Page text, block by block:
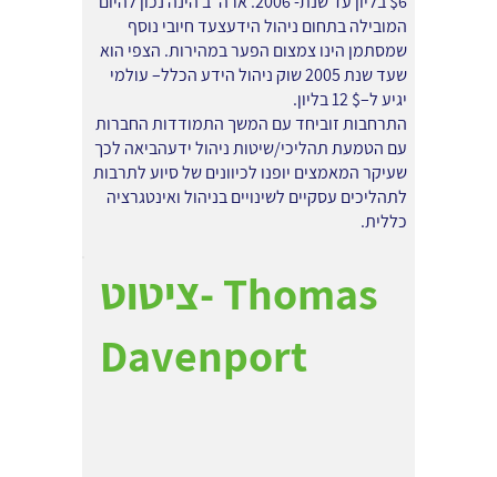
המובילה בתחום ניהול הידעצעד חיובי נוסף
שמסתמן הינו צמצום הפער במהירות. הצפי הוא
שעד שנת 2005 שוק ניהול הידע הכלל– עולמי
יגיע ל–$ 12 בליון.
התרחבות זוביחד עם המשך התמודדות החברות
עם הטמעת תהליכי/שיטות ניהול ידעהביאה לכך
שעיקר המאמצים יופנו לכיוונים של סיוע לתרבות
לתהליכים עסקיים לשינויים בניהול ואינטגרציה
כללית.
ציטוט- Thomas
Davenport